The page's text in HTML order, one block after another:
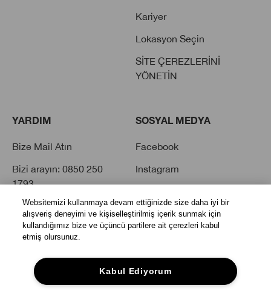
Kariyer
Lokasyon Seçin
SİTE ÇEREZLERİNİ
YÖNETİN
YARDIM
Bize Mail Atın
Bizi arayın: 0850 250
1793
Sık Sorulan Sorular
SOSYAL MEDYA
Facebook
Instagram
Youtube
Websitemizi kullanmaya devam ettiğinizde size daha iyi bir
alışveriş deneyimi ve kişiselleştirilmiş içerik sunmak için
kullandığımız bize ve üçüncü partilere ait çerezleri kabul
etmiş olursunuz.
Kabul Ediyorum